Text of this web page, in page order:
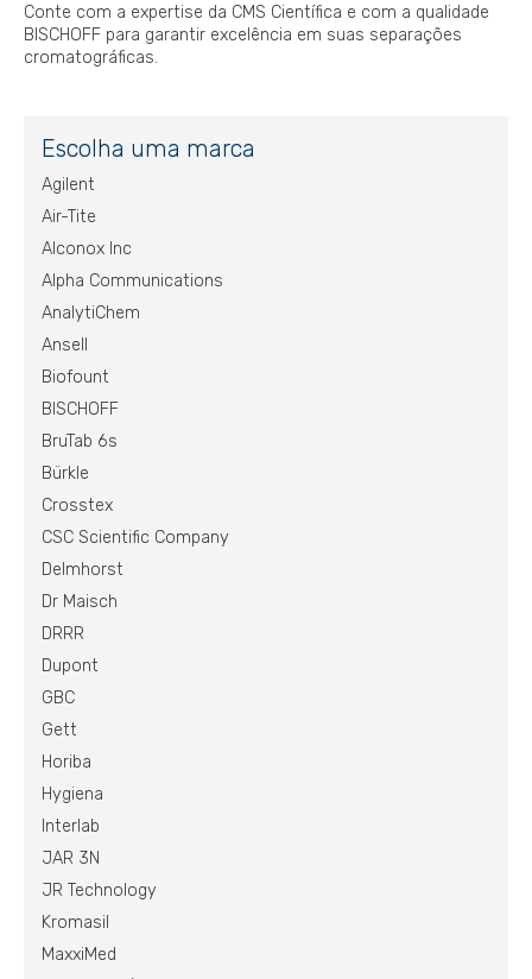
Conte com a expertise da CMS Científica e com a qualidade
BISCHOFF para garantir excelência em suas separações
cromatográficas.
Escolha uma marca
Agilent
Air-Tite
Alconox Inc
Alpha Communications
AnalytiChem
Ansell
Biofount
BISCHOFF
BruTab 6s
Bürkle
Crosstex
CSC Scientific Company
Delmhorst
Dr Maisch
DRRR
Dupont
GBC
Gett
Horiba
Hygiena
Interlab
JAR 3N
JR Technology
Kromasil
MaxxiMed